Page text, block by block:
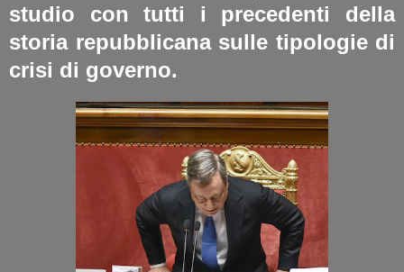
studio con tutti i precedenti della
storia repubblicana sulle tipologie di
crisi di governo.